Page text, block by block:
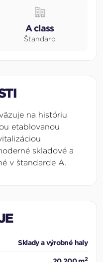
A class
Štandard
na históriu
etablovanou
skladové a
v štandarde A.
Sklady a výrobné haly
2